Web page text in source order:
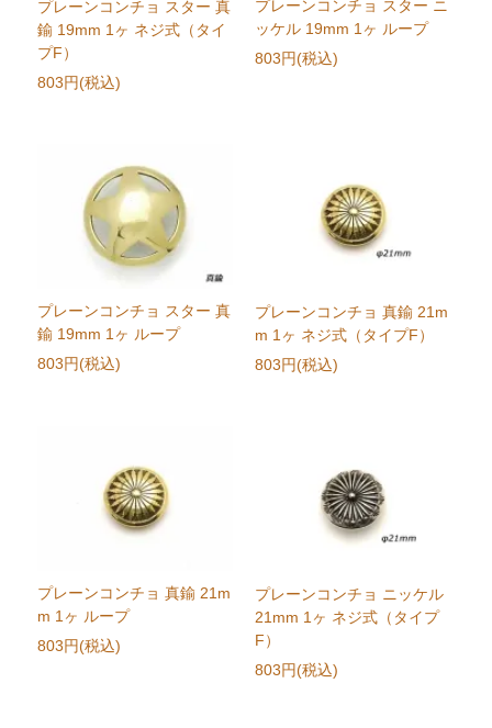
プレーンコンチョ スター 真
鍮 19mm 1ヶ ネジ式（タイ
プF）
803円(税込)
プレーンコンチョ スター ニ
ッケル 19mm 1ヶ ループ
803円(税込)
プレーンコンチョ スター 真
鍮 19mm 1ヶ ループ
803円(税込)
プレーンコンチョ 真鍮 21m
m 1ヶ ネジ式（タイプF）
803円(税込)
プレーンコンチョ 真鍮 21m
m 1ヶ ループ
803円(税込)
プレーンコンチョ ニッケル
21mm 1ヶ ネジ式（タイプ
F）
803円(税込)